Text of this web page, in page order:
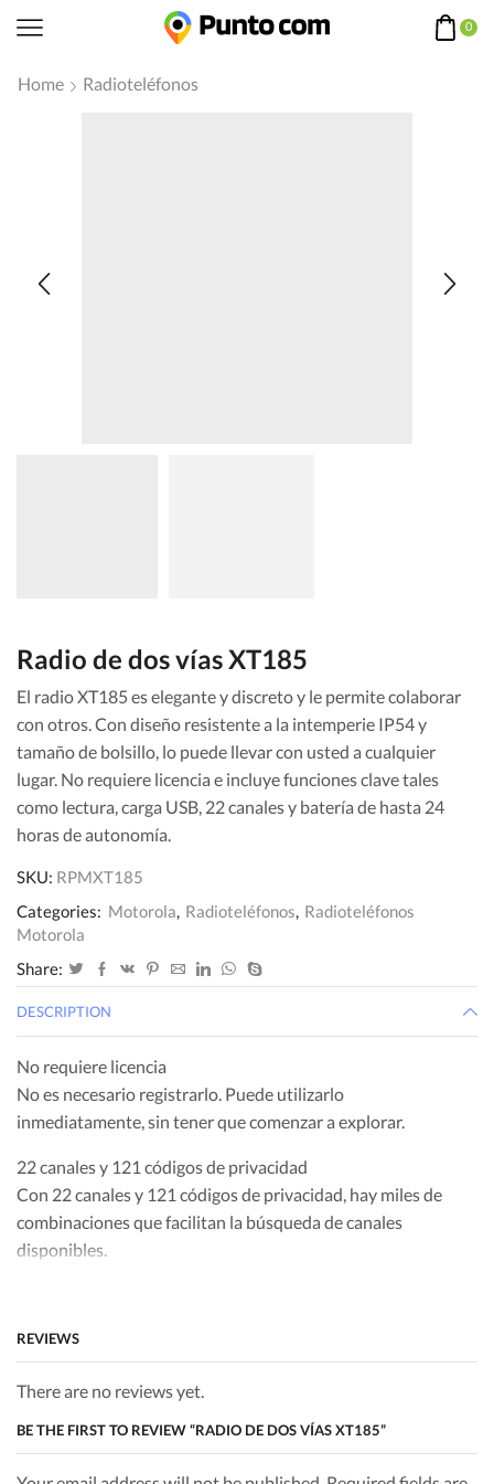
0
Home Radioteléfonos
Radio de dos vías XT185
El radio XT185 es elegante y discreto y le permite colaborar
con otros. Con diseño resistente a la intemperie IP54 y
tamaño de bolsillo, lo puede llevar con usted a cualquier
lugar. No requiere licencia e incluye funciones clave tales
como lectura, carga USB, 22 canales y batería de hasta 24
horas de autonomía.
SKU: RPMXT185
Categories: Motorola, Radioteléfonos, Radioteléfonos
Motorola
Share:
DESCRIPTION
No requiere licencia
No es necesario registrarlo. Puede utilizarlo
inmediatamente, sin tener que comenzar a explorar.
22 canales y 121 códigos de privacidad
Con 22 canales y 121 códigos de privacidad, hay miles de
combinaciones que facilitan la búsqueda de canales
disponibles.
Comunicación manos libres IVOX/VOX
El XT185 cuenta con un conector para accesorios que
permite el uso de un auricular como accesorio de audio para
una operación manos libres simple. El conector le permite
escuchar mensajes con claridad en áreas ruidosas o
entornos silenciosos sin molestar a otros. Tendrá la
REVIEWS
There are no reviews yet.
BE THE FIRST TO REVIEW “RADIO DE DOS VÍAS XT185”